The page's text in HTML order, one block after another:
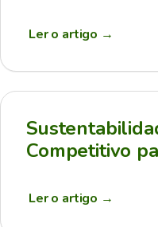
Ler o artigo →
Competitivo
Ler o artigo →